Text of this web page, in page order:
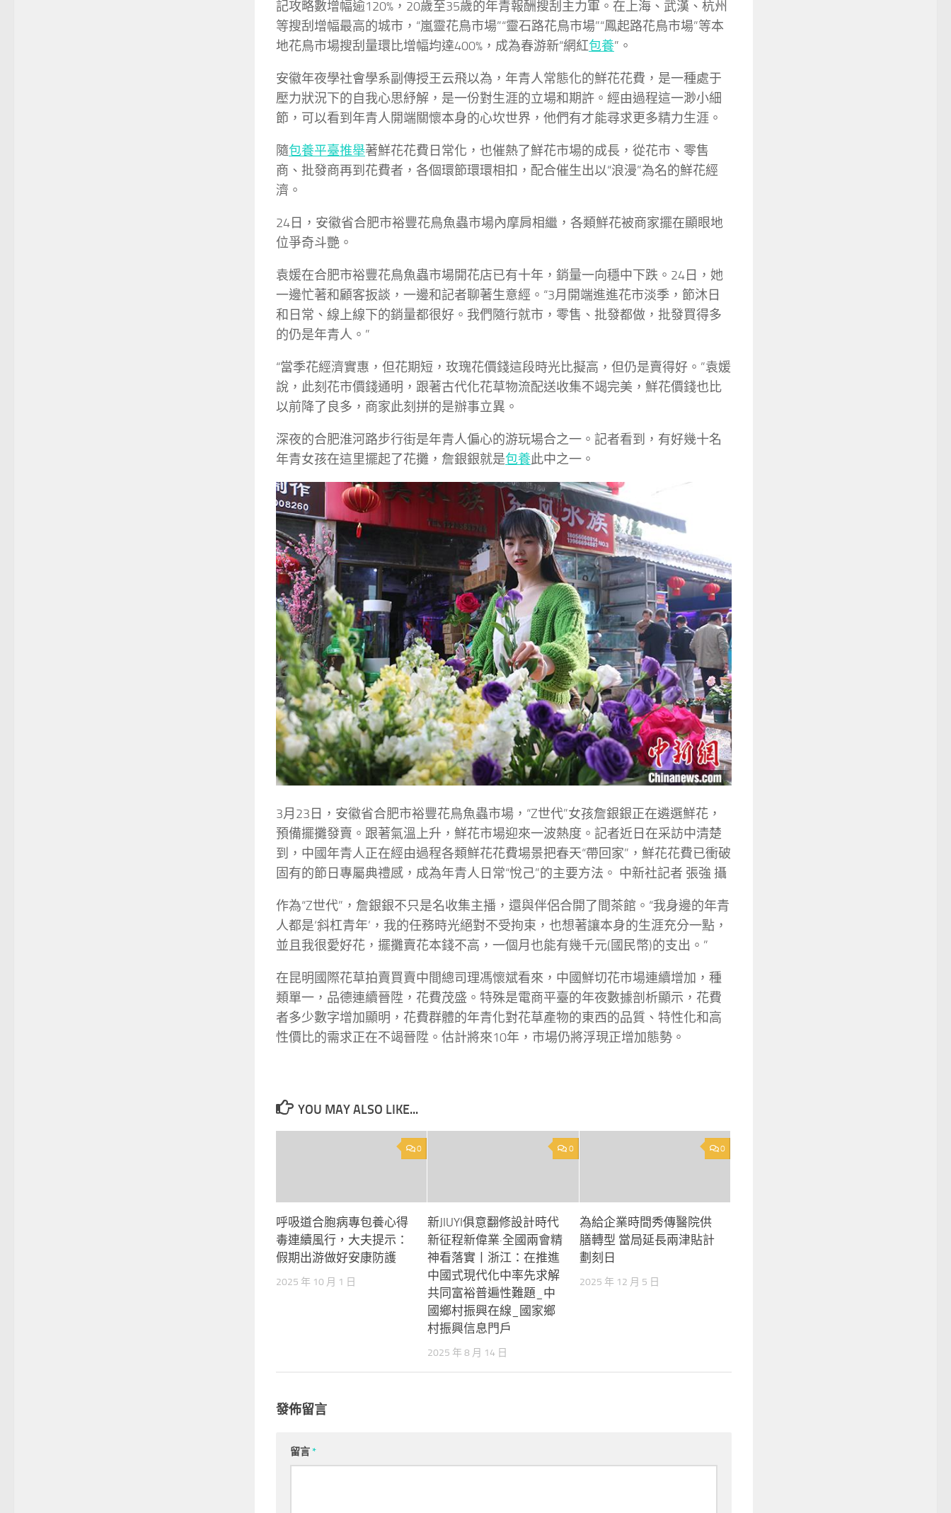
記攻略數增幅逾120%，20歲至35歲的年青報酬搜刮主力軍。在上海、武漢、杭州
等搜刮增幅最高的城市，“嵐靈花鳥市場”“靈石路花鳥市場”“鳳起路花鳥市場”等本
地花鳥市場搜刮量環比增幅均達400%，成為春游新“網紅包養”。
安徽年夜學社會學系副傳授王云飛以為，年青人常態化的鮮花花費，是一種處于
壓力狀況下的自我心思紓解，是一份對生涯的立場和期許。經由過程這一渺小細
節，可以看到年青人開端關懷本身的心坎世界，他們有才能尋求更多精力生涯。
隨包養平臺推舉著鮮花花費日常化，也催熱了鮮花市場的成長，從花市、零售
商、批發商再到花費者，各個環節環環相扣，配合催生出以“浪漫”為名的鮮花經
濟。
24日，安徽省合肥市裕豐花鳥魚蟲市場內摩肩相繼，各類鮮花被商家擺在顯眼地
位爭奇斗艷。
袁媛在合肥市裕豐花鳥魚蟲市場開花店已有十年，銷量一向穩中下跌。24日，她
一邊忙著和顧客扳談，一邊和記者聊著生意經。“3月開端進進花市淡季，節沐日
和日常、線上線下的銷量都很好。我們隨行就市，零售、批發都做，批發買得多
的仍是年青人。”
“當季花經濟實惠，但花期短，玫瑰花價錢這段時光比擬高，但仍是賣得好。”袁媛
說，此刻花市價錢通明，跟著古代化花草物流配送收集不竭完美，鮮花價錢也比
以前降了良多，商家此刻拼的是辦事立異。
深夜的合肥淮河路步行街是年青人偏心的游玩場合之一。記者看到，有好幾十名
年青女孩在這里擺起了花攤，詹銀銀就是包養此中之一。
3月23日，安徽省合肥市裕豐花鳥魚蟲市場，“Z世代”女孩詹銀銀正在遴選鮮花，
預備擺攤發賣。跟著氣溫上升，鮮花市場迎來一波熱度。記者近日在采訪中清楚
到，中國年青人正在經由過程各類鮮花花費場景把春天“帶回家”，鮮花花費已衝破
固有的節日專屬典禮感，成為年青人日常“悅己”的主要方法。 中新社記者 張強 攝
作為“Z世代”，詹銀銀不只是名收集主播，還與伴侶合開了間茶館。“我身邊的年青
人都是‘斜杠青年’，我的任務時光絕對不受拘束，也想著讓本身的生涯充分一點，
並且我很愛好花，擺攤賣花本錢不高，一個月也能有幾千元(國民幣)的支出。”
在昆明國際花草拍賣買賣中間總司理馮懷斌看來，中國鮮切花市場連續增加，種
類單一，品德連續晉陞，花費茂盛。特殊是電商平臺的年夜數據剖析顯示，花費
者多少數字增加顯明，花費群體的年青化對花草產物的東西的品質、特性化和高
性價比的需求正在不竭晉陞。估計將來10年，市場仍將浮現正增加態勢。
YOU MAY ALSO LIKE...
0
呼吸道合胞病專包養心得
毒連續風行，大夫提示：
假期出游做好安康防護
2025 年 10 月 1 日
0
新JIUYI俱意翻修設計時代
新征程新偉業·全國兩會精
神看落實丨浙江：在推進
中國式現代化中率先求解
共同富裕普遍性難題_中
國鄉村振興在線_國家鄉
村振興信息門戶
2025 年 8 月 14 日
0
為給企業時間秀傳醫院供
膳轉型 當局延長兩津貼計
劃刻日
2025 年 12 月 5 日
發佈留言
留言*